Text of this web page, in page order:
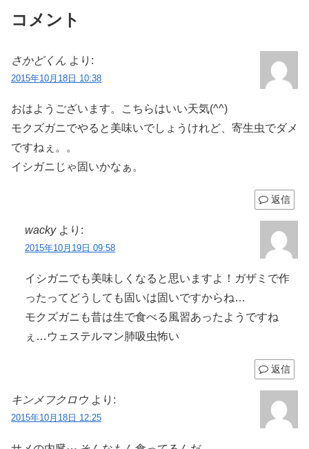
コメント
さかどくん より:
2015年10月18日 10:38
おはようございます。こちらはいい天気(^^)
モクズガニでやると美味いでしょうけれど、寄生虫でダメ
ですねぇ。。
イシガニじゃ固いかなぁ。
返信
wacky より:
2015年10月19日 09:58
イシガニでも美味しくなると思いますよ！ガザミで作
ったってどうしても固いは固いですからね…
モクズガニも昔は生で食べる風習あったようですね
ぇ…ウェステルマン肺吸虫怖い
返信
キンメフクロウ より:
2015年10月18日 12:25